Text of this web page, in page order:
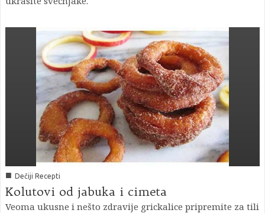
■ Dečiji Recepti
Kolutovi od jabuka i cimeta
Veoma ukusne i nešto zdravije grickalice pripremite za tili